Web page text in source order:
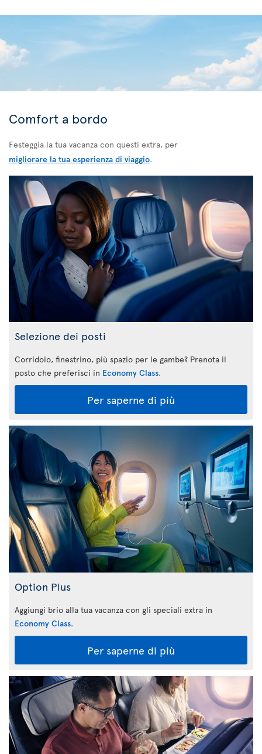
Comfort a bordo
Festeggia la tua vacanza con questi extra, per
migliorare la tua esperienza di viaggio.
Selezione dei posti
Corridoio, finestrino, più spazio per le gambe? Prenota il
posto che preferisci in Economy Class.
Per saperne di più
Option Plus
Aggiungi brio alla tua vacanza con gli speciali extra in
Economy Class.
Per saperne di più